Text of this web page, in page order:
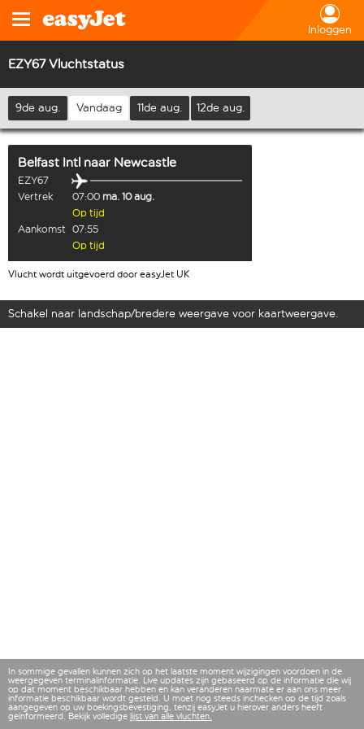
Inloggen
EZY67 Vluchtstatus
9de aug. Vandaag 11de aug. 12de aug.
Belfast Intl naar Newcastle
EZY67
Vertrek
07:00 ma. 10 aug.
Op tijd
Aankomst 07:55
Op tijd
Vlucht wordt uitgevoerd door easyJet UK
Schakel naar landschap/bredere weergave voor kaartweergave.
In sommige gevallen kunnen zich op het laatste moment wijzigingen voordoen in de
weergegeven terminalinformatie. Live updates zijn gebaseerd op de informatie die wij
op dat moment beschikbaar hebben en kan veranderen naarmate er aan ons meer
informatie beschikbaar wordt gesteld. U moet nog steeds inchecken op de tijd zoals
aangegeven op uw boekingsbevestiging, tenzij easyJet u hierover anders heeft
geïnformeerd. Bekijk volledige lijst van alle vluchten.